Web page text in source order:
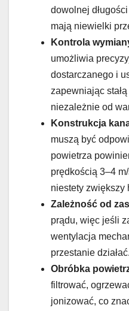
dowolnej
mają niewielki
Kontrola
umożliwia
dostarczanego i
zapewniając
niezależnie od
Konstrukcja
muszą być
powietrza
prędkością 3–4
niestety zwiększy
Zależność od
prądu, więc jeśli
wentylacja
przestanie działać.
Obróbka
filtrować,
jonizować, co